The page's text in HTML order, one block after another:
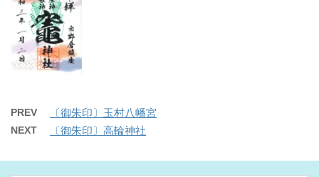
PREV 〔御朱印〕玉村八幡宮
NEXT 〔御朱印〕高輪神社